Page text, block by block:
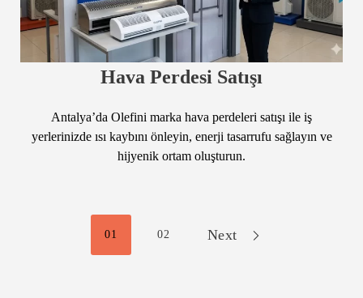
Hava Perdesi Satışı
Antalya’da Olefini marka hava perdeleri satışı ile iş
yerlerinizde ısı kaybını önleyin, enerji tasarrufu sağlayın ve
hijyenik ortam oluşturun.
01 02 Next